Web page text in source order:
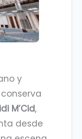
y
M’Cid,
desde